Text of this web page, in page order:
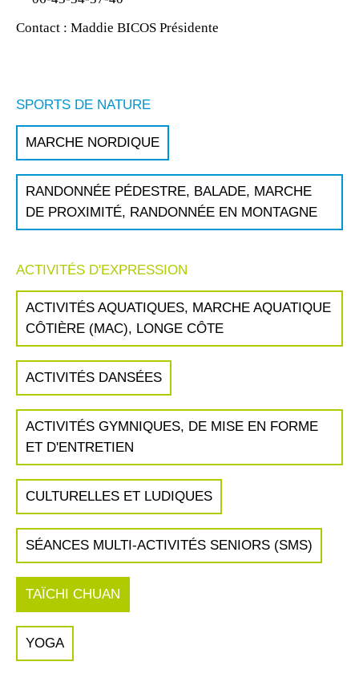
Contact : Maddie BICOS Présidente
SPORTS DE NATURE
MARCHE NORDIQUE
RANDONNÉE PÉDESTRE, BALADE, MARCHE
DE PROXIMITÉ, RANDONNÉE EN MONTAGNE
ACTIVITÉS D'EXPRESSION
ACTIVITÉS AQUATIQUES, MARCHE AQUATIQUE
CÔTIÈRE (MAC), LONGE CÔTE
ACTIVITÉS DANSÉES
ACTIVITÉS GYMNIQUES, DE MISE EN FORME
ET D'ENTRETIEN
CULTURELLES ET LUDIQUES
SÉANCES MULTI-ACTIVITÉS SENIORS (SMS)
TAÏCHI CHUAN
YOGA